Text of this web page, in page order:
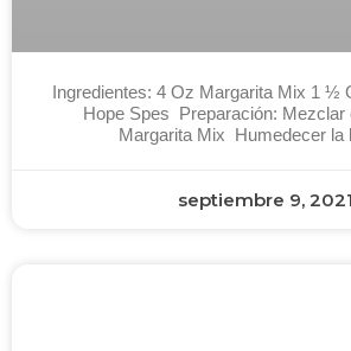
Ingredientes: 4 Oz Margarita Mix 1 ½
Hope Spes Preparación: Mezclar
Margarita Mix Humedecer la
septiembre 9, 2021